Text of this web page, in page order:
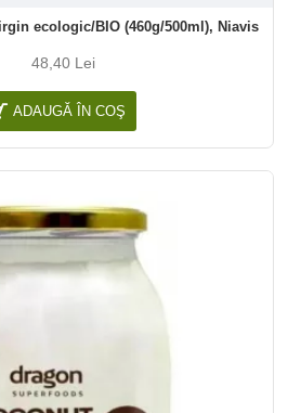
ecologic/BIO (460g/500ml), Niavis
48,40 Lei
ADAUGĂ ÎN COŞ